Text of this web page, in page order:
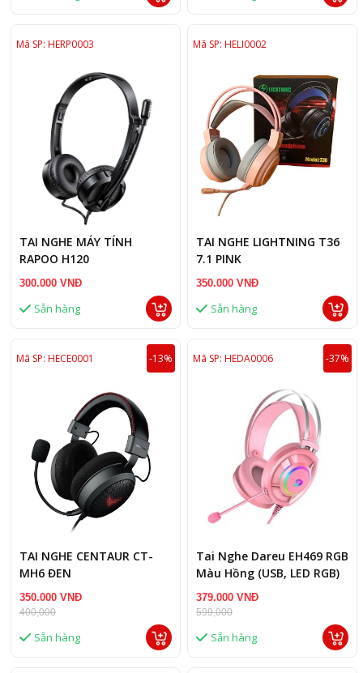
Mã SP: HERP0003
TAI NGHE MÁY TÍNH
RAPOO H120
300.000 VNĐ
Sẵn hàng
Mã SP: HELI0002
TAI NGHE LIGHTNING T36
7.1 PINK
350.000 VNĐ
Sẵn hàng
Mã SP: HECE0001 -13%
TAI NGHE CENTAUR CT-
MH6 ĐEN
350.000 VNĐ
400,000
Sẵn hàng
Mã SP: HEDA0006 -37%
Tai Nghe Dareu EH469 RGB
Màu Hồng (USB, LED RGB)
379.000 VNĐ
599,000
Sẵn hàng